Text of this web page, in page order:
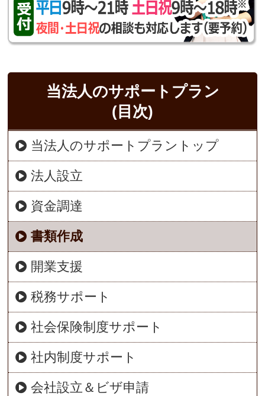
当法人のサポートプラン
(目次)
当法人のサポートプラントップ
法人設立
資金調達
書類作成
開業支援
税務サポート
社会保険制度サポート
社内制度サポート
会社設立＆ビザ申請